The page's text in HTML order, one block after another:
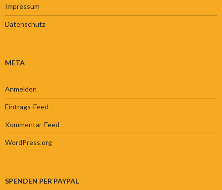
Impressum
Datenschutz
META
Anmelden
Eintrags-Feed
Kommentar-Feed
WordPress.org
SPENDEN PER PAYPAL